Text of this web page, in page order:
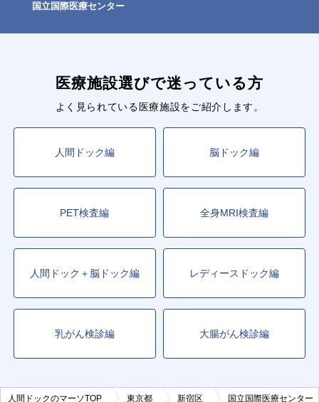
国立国際医療センター
医療施設選びで迷っている方
よく見られている医療施設をご紹介します。
人間ドック編 脳ドック編
PET検査編 全身MRI検査編
人間ドック＋脳ドック編 レディースドック編
乳がん検診編 大腸がん検診編
人間ドックのマーソTOP 東京都 新宿区 国立国際医療センター